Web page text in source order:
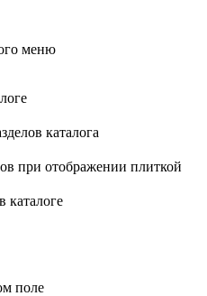
меню
каталога
при отображении плиткой
каталоге
поле